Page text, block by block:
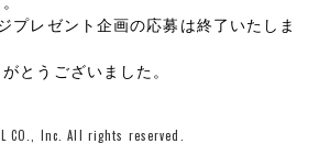
プレゼント企画の応募は終了いたしま
とうございました。
CO., Inc. All rights reserved.